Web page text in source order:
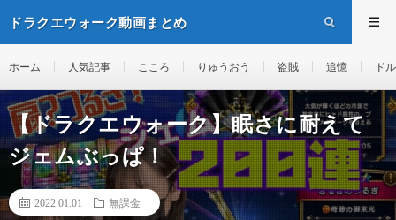
ドラクエウォーク動画まとめ
ホーム 人気記事 こころ りゅうおう 盗賊 追憶 ド
【ドラクエウォーク】眠さに耐えて
ジェムぶっぱ！
2022.01.01 無課金